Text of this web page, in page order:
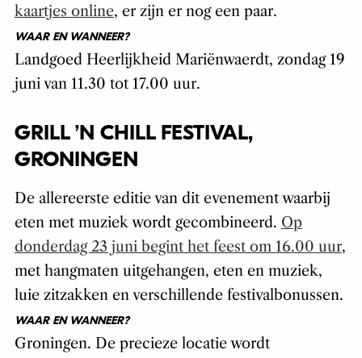
kaartjes online, er zijn er nog een paar.
WAAR EN WANNEER?
Landgoed Heerlijkheid Mariënwaerdt, zondag 19
juni van 11.30 tot 17.00 uur.
GRILL ’N CHILL FESTIVAL,
GRONINGEN
De allereerste editie van dit evenement waarbij
eten met muziek wordt gecombineerd. Op
donderdag 23 juni begint het feest om 16.00 uur,
met hangmaten uitgehangen, eten en muziek,
luie zitzakken en verschillende festivalbonussen.
WAAR EN WANNEER?
Groningen. De precieze locatie wordt